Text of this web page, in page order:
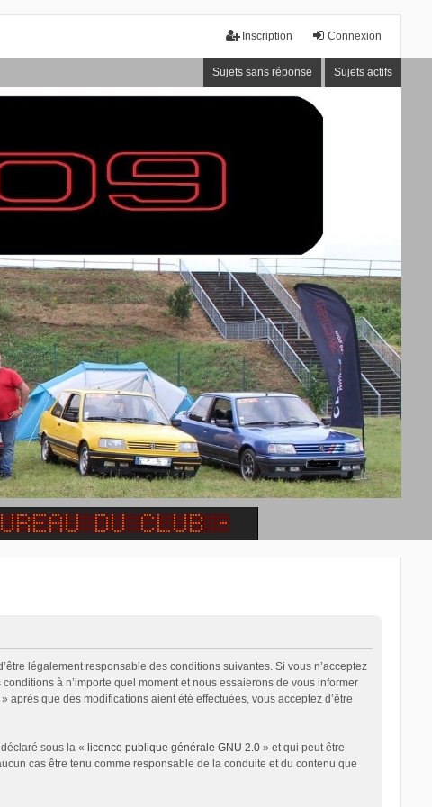
Connexion
Inscription
Sujets sans réponse Sujets actifs
légalement responsable des conditions suivantes. Si vous n’acceptez
à n’importe quel moment et nous essaierons de vous informer
que des modifications aient été effectuées, vous acceptez d’être
sous la « licence publique générale GNU 2.0» et qui peut être
cas être tenu comme responsable de la conduite et du contenu que